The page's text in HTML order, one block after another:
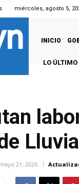
miércoles, agosto 5,
INICIO
LO ÚLTIMO
mayo 21, 2026